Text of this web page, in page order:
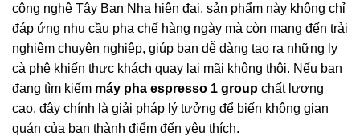
công nghệ Tây Ban Nha hiện đại, sản phẩm này không chỉ
đáp ứng nhu cầu pha chế hàng ngày mà còn mang đến trải
nghiệm chuyên nghiệp, giúp bạn dễ dàng tạo ra những ly
cà phê khiến thực khách quay lại mãi không thôi. Nếu bạn
đang tìm kiếm máy pha espresso 1 group chất lượng
cao, đây chính là giải pháp lý tưởng để biến không gian
quán của bạn thành điểm đến yêu thích.